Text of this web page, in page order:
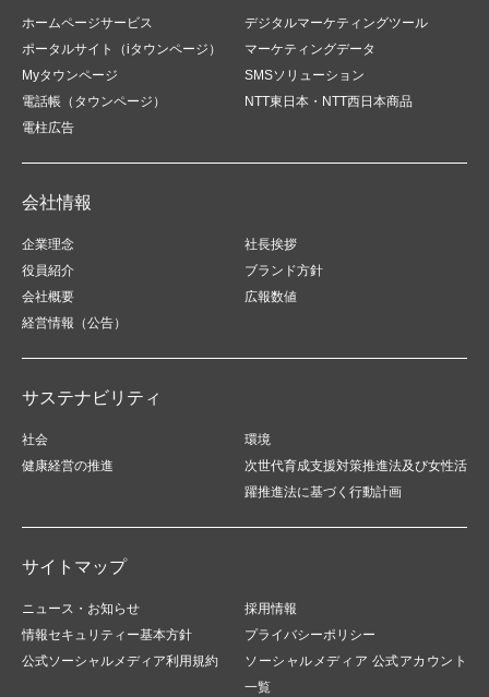
ホームページサービス
デジタルマーケティングツール
ポータルサイト（iタウンページ）
マーケティングデータ
Myタウンページ
SMSソリューション
電話帳（タウンページ）
NTT東日本・NTT西日本商品
電柱広告
会社情報
企業理念
社長挨拶
役員紹介
ブランド方針
会社概要
広報数値
経営情報（公告）
サステナビリティ
社会
環境
健康経営の推進
次世代育成支援対策推進法及び女性活
躍推進法に基づく行動計画
サイトマップ
ニュース・お知らせ
採用情報
情報セキュリティー基本方針
プライバシーポリシー
公式ソーシャルメディア利用規約
ソーシャルメディア 公式アカウント
一覧